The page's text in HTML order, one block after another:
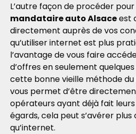
L’autre façon de procéder
mandataire auto Alsaceest
directement auprès de vos
qu’utiliser internet est plus
l’avantage de vous faire
d’offres en seulement
cette bonne vieille méthode du
vous permet d’être
opérateurs ayant déjà fait
égards, cela peut s’avérer plus
qu’internet.